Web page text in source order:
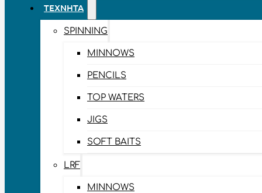
ΤΕΧΝΗΤΆ
SPINNING
MINNOWS
PENCILS
TOP WATERS
JIGS
SOFT BAITS
LRF
MINNOWS